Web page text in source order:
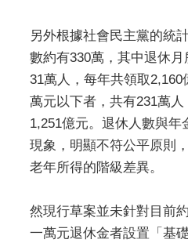
另外根據社會民主黨的統
數約有330萬，其中退休
31萬人，每年共領取
萬元以下者，共有231萬人
1,251億元。退休人數與年
現象，明顯不符公平原則
老年所得的階級差異。
然現行草案並未針對目前
一萬元退休金者設置「基